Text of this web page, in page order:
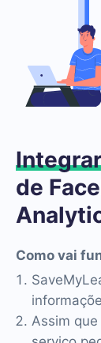
Integrar
de
Como vai
Assim